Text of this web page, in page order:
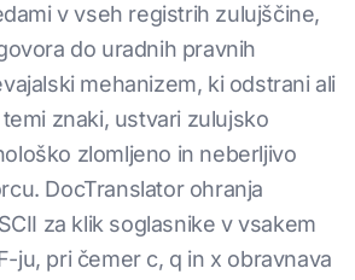
v vseh registrih zulujščine,
do uradnih pravnih
mehanizem, ki odstrani ali
znaki, ustvari zulujsko
zlomljeno in neberljivo
DocTranslator ohranja
za klik soglasnike v vsakem
ju, pri čemer c, q in x obravnava